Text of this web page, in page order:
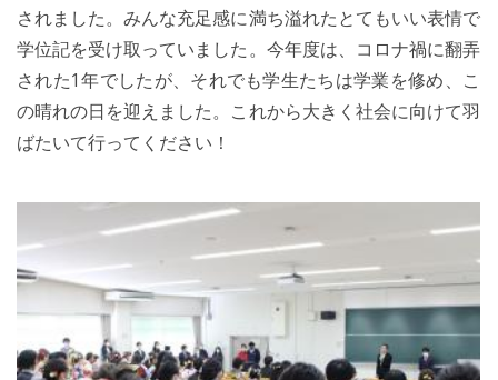
されました。みんな充足感に満ち溢れたとてもいい表情で
学位記を受け取っていました。今年度は、コロナ禍に翻弄
された1年でしたが、それでも学生たちは学業を修め、こ
の晴れの日を迎えました。これから大きく社会に向けて羽
ばたいて行ってください！